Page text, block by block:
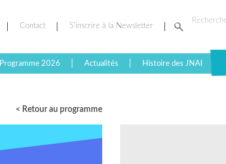
Contact S’inscrire à la Newsletter
Programme 2026 Actualités Histoire des JNAI
< Retour au programme